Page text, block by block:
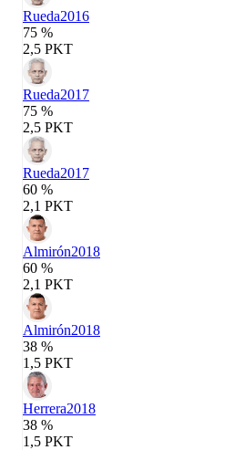
Rueda2016
75 %
2,5 PKT
Rueda2017
75 %
2,5 PKT
Rueda2017
60 %
2,1 PKT
Almirón2018
60 %
2,1 PKT
Almirón2018
38 %
1,5 PKT
Herrera2018
38 %
1,5 PKT